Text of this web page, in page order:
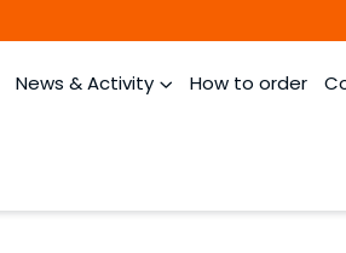
News & Activity How to order